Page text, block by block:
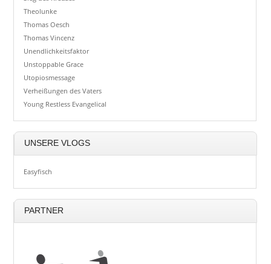
Theolunke
Thomas Oesch
Thomas Vincenz
Unendlichkeitsfaktor
Unstoppable Grace
Utopiosmessage
Verheißungen des Vaters
Young Restless Evangelical
UNSERE VLOGS
Easyfisch
PARTNER